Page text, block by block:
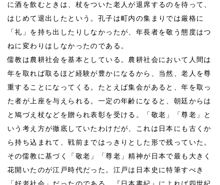
に酒を飲むときは、杖をついた老人が退席するのを待って、
はじめて退出したという。孔子は町内の集まりでは厳格に
「礼」を持ち出したりしなかったが、年長者を敬う態度はつ
ねに変わりはしなかったのである。
儒教は農耕社会を基本としている。農耕社会において人間は
年を取れば取るほど経験が豊かになるから、当然、老人を尊
重することになってくる。たとえば集会があると、年を取っ
た者が上座を与えられる。一定の年齢になると、朝廷からは
と鳩づえ杖などを贈られ表彰を受ける。「敬老」「尊老」と
いう考え方が徹底していたわけだが、これは日本にも古くか
ら持ち込まれて、戦前まではっきりとした形で残っていた。
その儒教に基づく「敬老」「尊老」精神が日本で最も大きく
花開いたのが江戸時代だった。江戸は日本史に特筆すべき